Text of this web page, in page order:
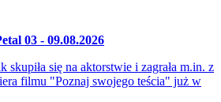
03 - 09.08.2026
skupiła się na aktorstwie i zagrała m.in. z
filmu "Poznaj swojego teścia" już w